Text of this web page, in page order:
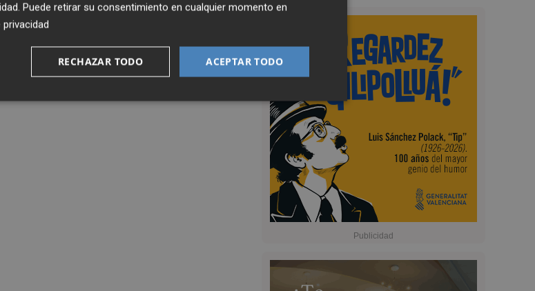
. Puede retirar su consentimiento en cualquier momento en
ACEPTAR TODO
RECHAZAR TODO